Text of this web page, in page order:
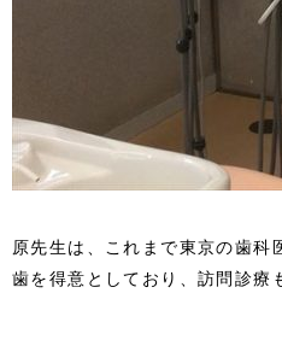
原先生は、これまで東京の歯
歯を得意としており、訪問診療